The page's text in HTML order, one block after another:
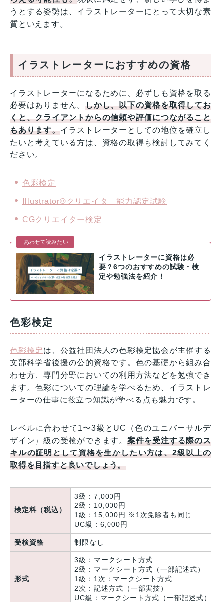
うとする姿勢は、イラストレーターにとって大切な素
質といえます。
イラストレーターにおすすめの資格
イラストレーターになるために、必ずしも資格を取る
必要はありません。しかし、以下の資格を取得してお
くと、クライアントからの信頼や評価につながること
もあります。イラストレーターとしての地位を確立し
たいと考えている方は、資格の取得も検討してみてく
ださい。
色彩検定
Illustrator®クリエイター能力認定試験
CGクリエイター検定
あわせて読みたい
イラストレーターに資格は必
要？6つのおすすめの試験・検
定や勉強法を紹介！
色彩検定
色彩検定 は、公益社団法人の色彩検定協会が主催する
文部科学省後援の公的資格です。色の基礎から組み合
わせ方、専門分野においての利用方法などを勉強でき
ます。色彩についての理論を学べるため、イラストレ
ーターの仕事に役立つ知識が学べる点も魅力です。
レベルに合わせて1〜3級とUC（色のユニバーサルデ
ザイン）級の受検ができます。案件を受注する際のス
キルの証明として資格を生かしたい方は、2級以上の
取得を目指すと良いでしょう。
検定料（税込）
3級：7,000円
2級：10,000円
1級：15,000円 ※1次免除者も同じ
UC級：6,000円
受検資格 制限なし
形式
3級：マークシート方式
2級：マークシート方式（一部記述式）
1級：1次：マークシート方式
2次：記述方式（一部実技）
UC級：マークシート方式（一部記述式）